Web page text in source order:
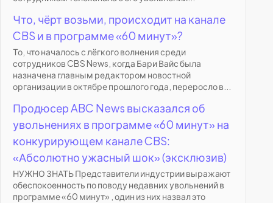
Что, чёрт возьми, происходит на канале
CBS и в программе «60 минут»?
То, что началось с лёгкого волнения среди
сотрудников CBS News, когда Бари Вайс была
назначена главным редактором новостной
организации в октябре прошлого года, переросло в...
Продюсер ABC News высказался об
увольнениях в программе «60 минут» на
конкурирующем канале CBS:
«Абсолютно ужасный шок» (эксклюзив)
НУЖНО ЗНАТЬ Представители индустрии выражают
обеспокоенность по поводу недавних увольнений в
программе «60 минут» , один из них назвал это